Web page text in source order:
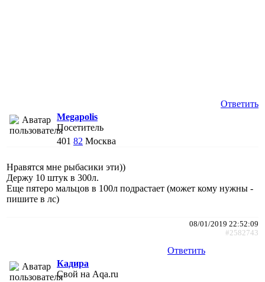
Ответить
Megapolis
Посетитель
401 82 Москва
Нравятся мне рыбасики эти))
Держу 10 штук в 300л.
Еще пятеро мальцов в 100л подрастает (может кому нужны -
пишите в лс)
08/01/2019 22:52:09
#2582743
Ответить
Кадира
Свой на Aqa.ru